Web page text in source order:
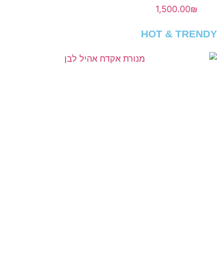
1,500.00₪
HOT & TRENDY